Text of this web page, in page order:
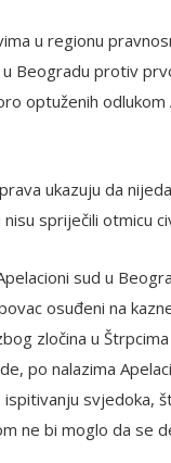
u regionu
Beogradu protiv
optuženih
ukazuju da
spriječili otmicu
sud u
osuđeni na
zločina u
po nalazima
svjedoka,
ne bi moglo da se